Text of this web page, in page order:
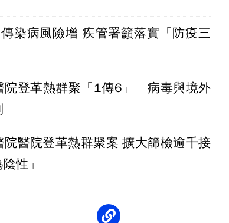
染病風險增 疾管署籲落實「防疫三
院登革熱群聚「1傳6」 病毒與境外
院醫院登革熱群聚案 擴大篩檢逾千接
性」